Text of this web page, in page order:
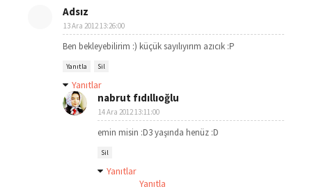
Adsız
13 Ara 2012 13:26:00
Ben bekleyebilirim :) küçük sayılıyırım azıcık :P
Yanıtla Sil
Yanıtlar
nabrut fıdıllıoğlu
14 Ara 2012 13:11:00
emin misin :D3 yaşında henüz :D
Sil
Yanıtlar
Yanıtla